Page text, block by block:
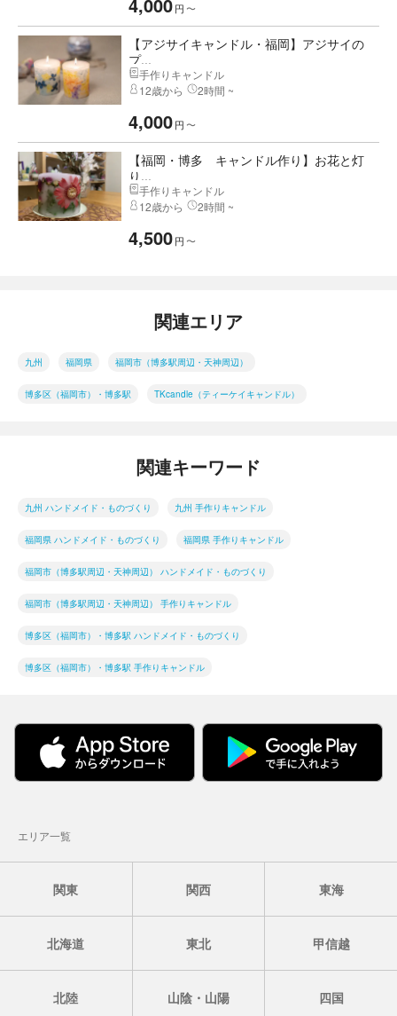
4,000円 〜
【アジサイキャンドル・福岡】アジサイの
プ...
手作りキャンドル
12歳から
2時間 ~
4,000円 〜
【福岡・博多 キャンドル作り】お花と灯
り...
手作りキャンドル
12歳から
2時間 ~
4,500円 〜
関連エリア
九州 福岡県 福岡市（博多駅周辺・天神周辺）
博多区（福岡市）・博多駅 TKcandle（ティーケイキャンドル）
関連キーワード
九州 ハンドメイド・ものづくり 九州 手作りキャンドル
福岡県 ハンドメイド・ものづくり 福岡県 手作りキャンドル
福岡市（博多駅周辺・天神周辺） ハンドメイド・ものづくり
福岡市（博多駅周辺・天神周辺） 手作りキャンドル
博多区（福岡市）・博多駅 ハンドメイド・ものづくり
博多区（福岡市）・博多駅 手作りキャンドル
エリア一覧
関東 関西 東海
北海道 東北 甲信越
北陸 山陰・山陽 四国